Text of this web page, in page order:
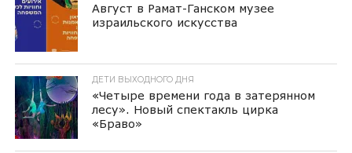
Август в Рамат-Ганском музее
израильского искусства
ДЕТИ ВЫХОДНОГО ДНЯ
«Четыре времени года в затерянном
лесу». Новый спектакль цирка
«Браво»